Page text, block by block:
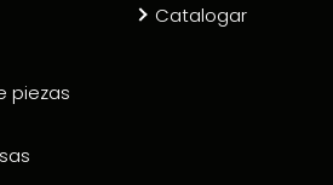
piezas
Catalogar